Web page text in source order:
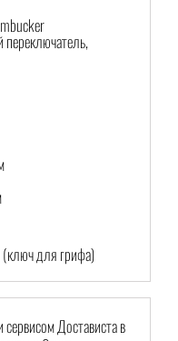
для грифа)
Достависта в